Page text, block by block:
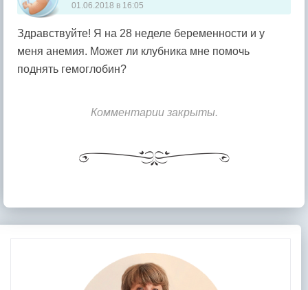
01.06.2018 в 16:05
Здравствуйте! Я на 28 неделе беременности и у
меня анемия. Может ли клубника мне помочь
поднять гемоглобин?
Комментарии закрыты.